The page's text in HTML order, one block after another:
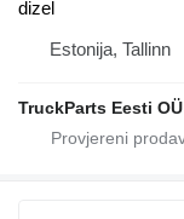
dizel
Estonija, Tallinn
TruckParts Eesti OÜ